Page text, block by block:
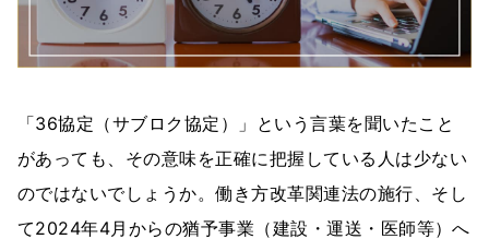
「36協定（サブロク協定）」という言葉を聞いたこと
があっても、その意味を正確に把握している人は少ない
のではないでしょうか。働き方改革関連法の施行、そし
て2024年4月からの猶予事業（建設・運送・医師等）へ